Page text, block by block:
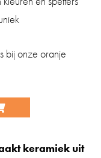
bij onze oranje
keramiek uit